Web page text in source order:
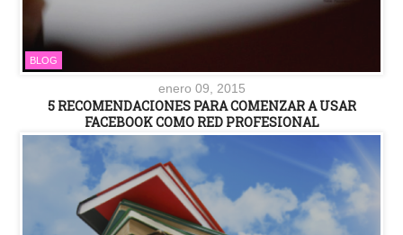
BLOG
enero 09, 2015
5 RECOMENDACIONES PARA COMENZAR A USAR
FACEBOOK COMO RED PROFESIONAL